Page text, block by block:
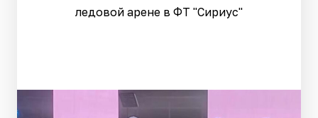
ледовой арене в ФТ "Сириус"